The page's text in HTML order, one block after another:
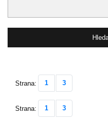
Strana: 1 3
Strana: 1 3